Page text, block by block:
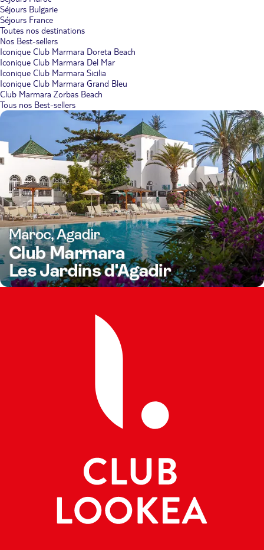
Séjours Bulgarie
Séjours France
Toutes nos destinations
Nos Best-sellers
Iconique Club Marmara Doreta Beach
Iconique Club Marmara Del Mar
Iconique Club Marmara Sicilia
Iconique Club Marmara Grand Bleu
Club Marmara Zorbas Beach
Tous nos Best-sellers